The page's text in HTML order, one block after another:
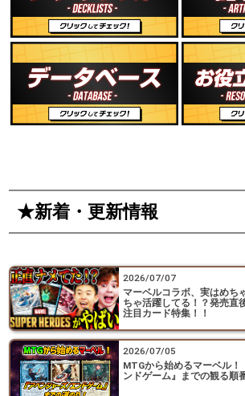
★新着・更新情報
2026/07/07
マーベルコラボ、実はめち
ちゃ活躍してる！？発売直
注目カード特集！！
2026/07/05
MTGから始めるマーベル！
ンドゲーム』までの観る順